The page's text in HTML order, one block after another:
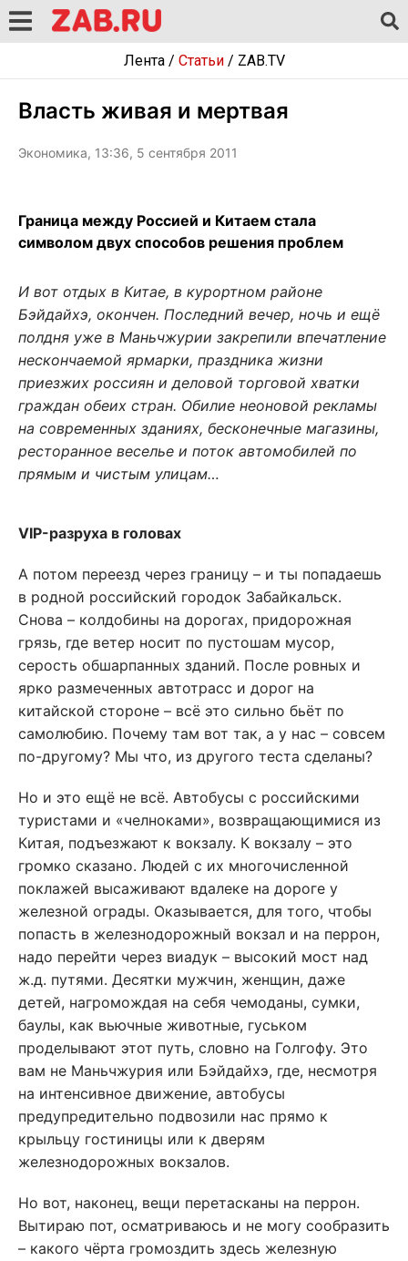
Лента/ Статьи/ ZAB.TV
Власть живая и мертвая
Экономика, 13:36, 5 сентября 2011
Граница между Россией и Китаем стала
символом двух способов решения проблем
И вот отдых в Китае, в курортном районе
Бэйдайхэ, окончен. Последний вечер, ночь и ещё
полдня уже в Маньчжурии закрепили впечатление
нескончаемой ярмарки, праздника жизни
приезжих россиян и деловой торговой хватки
граждан обеих стран. Обилие неоновой рекламы
на современных зданиях, бесконечные магазины,
ресторанное веселье и поток автомобилей по
прямым и чистым улицам…
VIP-разруха в головах
А потом переезд через границу – и ты попадаешь
в родной российский городок Забайкальск.
Снова – колдобины на дорогах, придорожная
грязь, где ветер носит по пустошам мусор,
серость обшарпанных зданий. После ровных и
ярко размеченных автотрасс и дорог на
китайской стороне – всё это сильно бьёт по
самолюбию. Почему там вот так, а у нас – совсем
по-другому? Мы что, из другого теста сделаны?
Но и это ещё не всё. Автобусы с российскими
туристами и «челноками», возвращающимися из
Китая, подъезжают к вокзалу. К вокзалу – это
громко сказано. Людей с их многочисленной
поклажей высаживают вдалеке на дороге у
железной ограды. Оказывается, для того, чтобы
попасть в железнодорожный вокзал и на перрон,
надо перейти через виадук – высокий мост над
ж.д. путями. Десятки мужчин, женщин, даже
детей, нагромождая на себя чемоданы, сумки,
баулы, как вьючные животные, гуськом
проделывают этот путь, словно на Голгофу. Это
вам не Маньчжурия или Бэйдайхэ, где, несмотря
на интенсивное движение, автобусы
предупредительно подвозили нас прямо к
крыльцу гостиницы или к дверям
железнодорожных вокзалов.
Но вот, наконец, вещи перетасканы на перрон.
Вытираю пот, осматриваюсь и не могу сообразить
– какого чёрта громоздить здесь железную